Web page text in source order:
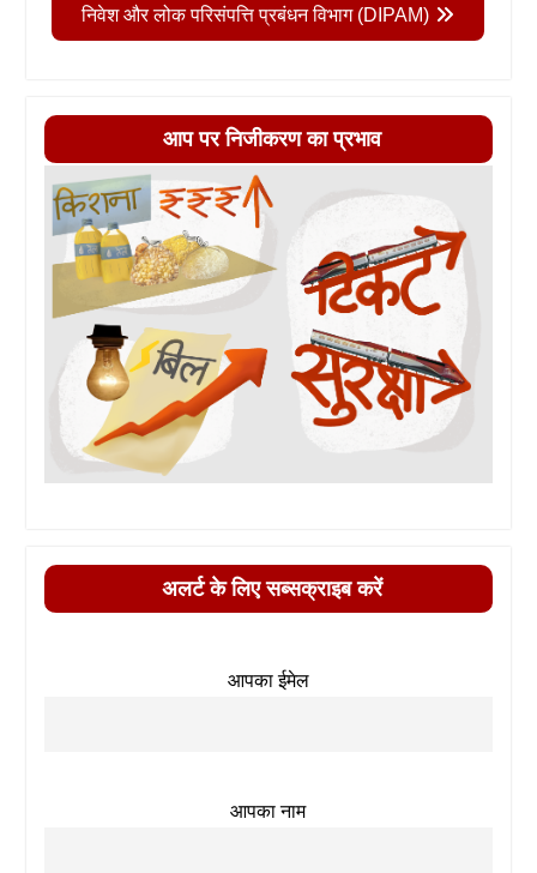
निवेश और लोक परिसंपत्ति प्रबंधन विभाग (DIPAM)
आप पर निजीकरण का प्रभाव
अलर्ट के लिए सब्सक्राइब करें
आपका ईमेल
आपका नाम